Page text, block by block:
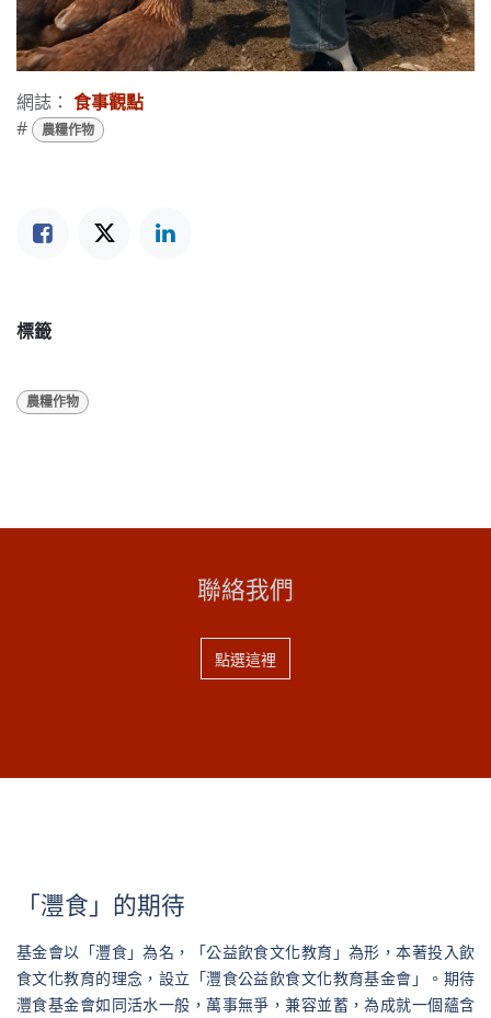
網誌： 食事觀點
#
農糧作物
標籤
農糧作物
聯絡我們
點選這裡
「灃食」的期待
基金會以「灃食」為名，「公益飲食文化教育」為形，本著投入飲
食文化教育的理念，設立「灃食公益飲食文化教育基金會」。期待
灃食基金會如同活水一般，萬事無爭，兼容並蓄，為成就一個蘊含